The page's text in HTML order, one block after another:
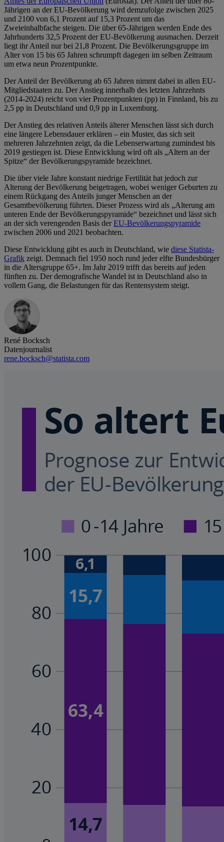
Jährigen an der EU-Bevölkerung wird demzufolge zwischen 2025
und 2100 von 6,1 Prozent auf 15,3 Prozent um das
Zweieinhalbfache steigen. Die über 65-Jährigen werden Ende des
Jahrhunderts 32,5 Prozent der EU-Bevölkerung ausmachen. Derzeit
liegt ihr Anteil nur bei 21,8 Prozent. Die Bevölkerungsgruppe im
Alter von 15 bis 65 Jahren schrumpft dagegen im selben Zeitraum
um etwa neun Prozentpunkte.
Der Anteil der Bevölkerung ab 65 Jahren nimmt dabei in allen EU-
Mitgliedstaaten zu. Der Anstieg innerhalb des letzten Jahrzehnts
(2014-2024) reicht von vier Prozentpunkten (pp) in Finnland, bis zu
2,5 pp in Deutschland und 0,9 pp in Luxemburg.
Der Anstieg des relativen Anteils älterer Menschen lässt sich durch
eine längere Lebensdauer erklären – ein Muster, das sich seit
mehreren Jahrzehnten zeigt, da die Lebenserwartung zumindest bis
2019 gestiegen ist. Diese Entwicklung wird oft als „Altern an der
Spitze“ der Bevölkerungspyramide bezeichnet.
Die über viele Jahre konstant niedrige Fertilität hat jedoch zur
Alterung der Bevölkerung beigetragen, wobei weniger Geburten zu
einem Rückgang des Anteils junger Menschen an der
Gesamtbevölkerung führten. Dieser Prozess wird als „Alterung am
unteren Ende der Bevölkerungspyramide“ bezeichnet und lässt sich
an der sich verengenden Basis derEU-Bevölkerungspyramide
zwischen 2006 und 2021 beobachten.
Diese Entwicklung gibt es auch in Deutschland, wie diese Statista-
Grafik zeigt. Demnach fiel 1950 noch rund jeder elfte Bundesbürger
in die Altersgruppe 65+. Im Jahr 2019 trifft das bereits auf jeden
fünften zu. Der demografische Wandel ist in Deutschland also in
vollem Gang, die Belastungen für das Rentensystem steigt.
René Bocksch
Datenjournalist
rene.bocksch@statista.com